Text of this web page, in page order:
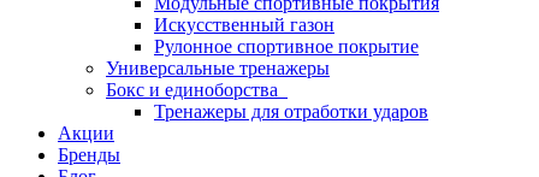
Искусственный газон
Рулонное спортивное покрытие
Универсальные тренажеры
Бокс и единоборства
Тренажеры для отработки ударов
Акции
Бренды